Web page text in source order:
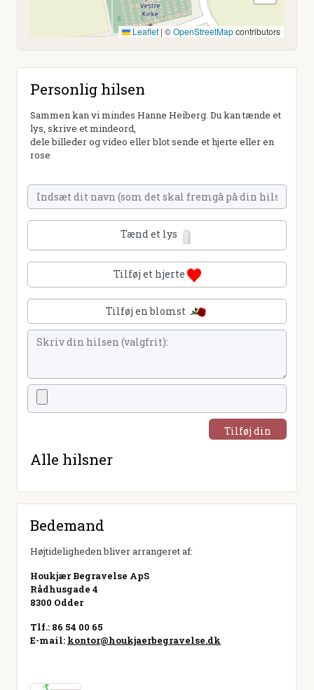
Leaflet | ©OpenStreetMapcontributors
Personlig hilsen
Sammen kan vi mindes Hanne Heiberg. Du kan tænde et
lys, skrive et mindeord,
dele billeder og video eller blot sende et hjerte eller en
rose
Tænd et lys
Tilføj et hjerte
Tilføj en blomst
Tilføj din
Alle hilsner
Bedemand
Højtideligheden bliver arrangeret af:
Houkjær Begravelse ApS
Rådhusgade 4
8300 Odder
Tlf.: 86 54 00 65
E-mail: kontor@houkjaerbegravelse.dk